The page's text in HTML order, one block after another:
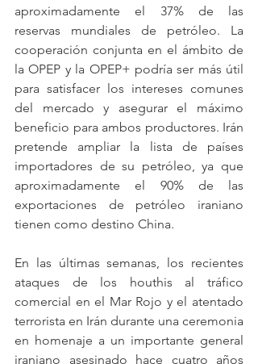
aproximadamente el 37% de las
reservas mundiales de petróleo. La
cooperación conjunta en el ámbito de
la OPEP y la OPEP+ podría ser más útil
para satisfacer los intereses comunes
del mercado y asegurar el máximo
beneficio para ambos productores. Irán
pretende ampliar la lista de países
importadores de su petróleo, ya que
aproximadamente el 90% de las
exportaciones de petróleo iraniano
tienen como destino China.
En las últimas semanas, los recientes
ataques de los houthis al tráfico
comercial en el Mar Rojo y el atentado
terrorista en Irán durante una ceremonia
en homenaje a un importante general
iraniano asesinado hace cuatro años